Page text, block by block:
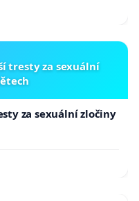
tresty za sexuální
za sexuální zločiny